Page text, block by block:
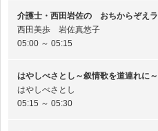
介護士・西田岩佐の おちからぞえ
西田美歩 岩佐真悠子
05:00 ～ 05:15
はやしべさとし～叙情歌を道連れに～
はやしべさとし
05:15 ～ 05:30